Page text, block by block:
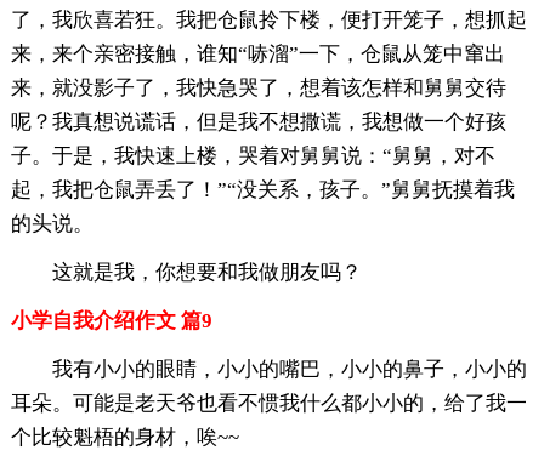
了，我欣喜若狂。我把仓鼠拎下楼，便打开笼子，想抓起
来，来个亲密接触，谁知“哧溜”一下，仓鼠从笼中窜出
来，就没影子了，我快急哭了，想着该怎样和舅舅交待
呢？我真想说谎话，但是我不想撒谎，我想做一个好孩
子。于是，我快速上楼，哭着对舅舅说：“舅舅，对不
起，我把仓鼠弄丢了！”“没关系，孩子。”舅舅抚摸着我
的头说。
这就是我，你想要和我做朋友吗？
小学自我介绍作文 篇9
我有小小的眼睛，小小的嘴巴，小小的鼻子，小小的
耳朵。可能是老天爷也看不惯我什么都小小的，给了我一
个比较魁梧的身材，唉~~